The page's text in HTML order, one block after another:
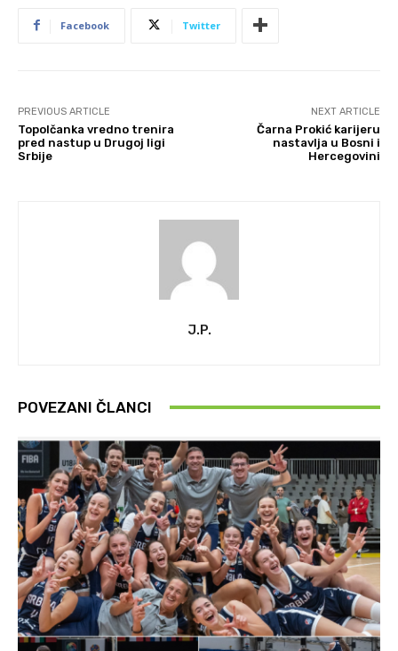
Facebook Twitter
PREVIOUS ARTICLE
Topolčanka vredno trenira
pred nastup u Drugoj ligi
Srbije
NEXT ARTICLE
Čarna Prokić karijeru
nastavlja u Bosni i
Hercegovini
J.P.
POVEZANI ČLANCI